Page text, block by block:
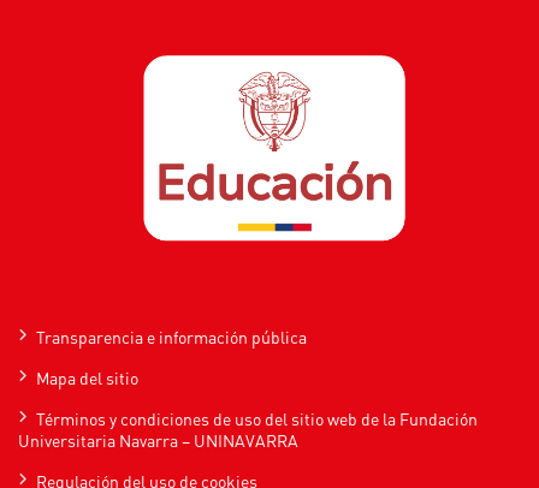
Transparencia e información pública
Mapa del sitio
Términos y condiciones de uso del sitio web de la Fundación
Universitaria Navarra – UNINAVARRA
Regulación del uso de cookies